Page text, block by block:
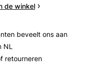
de winkel
beveelt ons aan
NL
retourneren